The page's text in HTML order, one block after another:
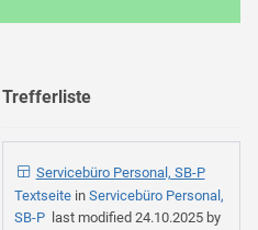
Trefferliste
Servicebüro Personal, SB-P
Textseite in Servicebüro Personal,
SB-Plast modified 24.10.2025by